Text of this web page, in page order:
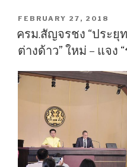
ชี้
ผู้
ฆ่า
ตัว
เป็น
อันดับ
2
POSTED
ON
FEBRUARY 27, 2018
ครม.สัญจรชง “ประยุ
ต่างด้าว” ใหม่ – แจง